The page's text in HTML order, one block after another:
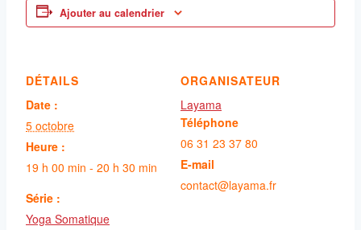
Ajouter au calendrier
DÉTAILS
Date :
5 octobre
Heure :
19 h 00 min - 20 h 30 min
Série :
Yoga Somatique
ORGANISATEUR
Layama
Téléphone
06 31 23 37 80
E-mail
contact@layama.fr